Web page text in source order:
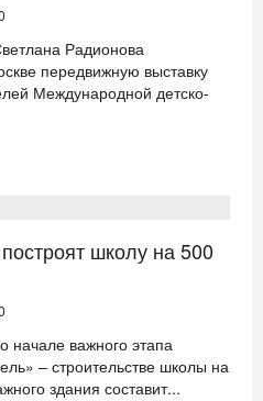
Радионова
передвижную выставку
Международной детско-
школу на 500
начале важного этапа
– строительстве школы на
здания составит...